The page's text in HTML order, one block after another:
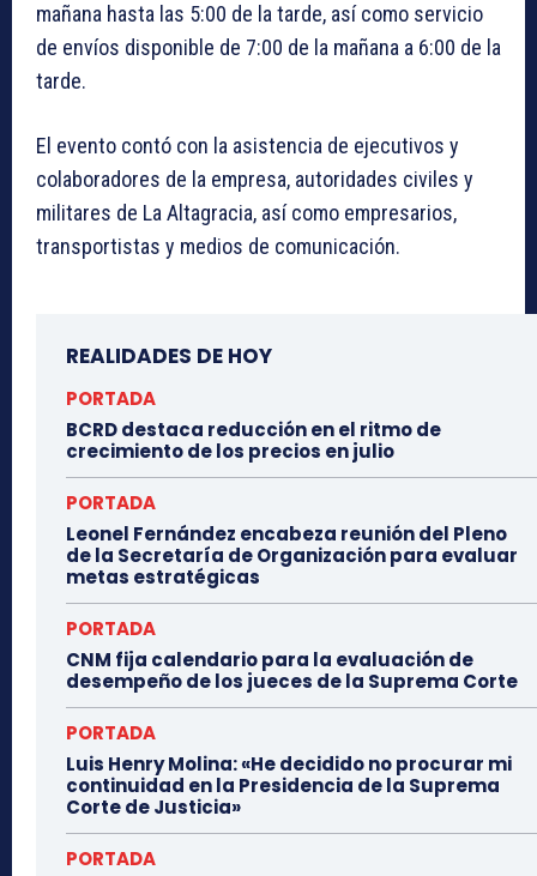
mañana hasta las 5:00 de la tarde, así como servicio
de envíos disponible de 7:00 de la mañana a 6:00 de la
tarde.
El evento contó con la asistencia de ejecutivos y
colaboradores de la empresa, autoridades civiles y
militares de La Altagracia, así como empresarios,
transportistas y medios de comunicación.
REALIDADES DE HOY
PORTADA
BCRD destaca reducción en el ritmo de
crecimiento de los precios en julio
PORTADA
Leonel Fernández encabeza reunión del Pleno
de la Secretaría de Organización para evaluar
metas estratégicas
PORTADA
CNM fija calendario para la evaluación de
desempeño de los jueces de la Suprema Corte
PORTADA
Luis Henry Molina: «He decidido no procurar mi
continuidad en la Presidencia de la Suprema
Corte de Justicia»
PORTADA